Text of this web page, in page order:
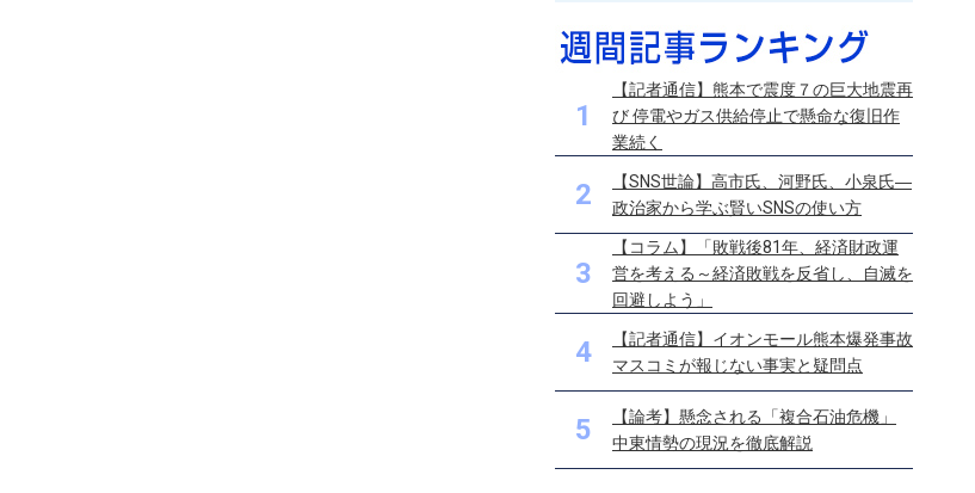
1
【記者通信】熊本で震度７の巨大地震再
び 停電やガス供給停止で懸命な復旧作
業続く
2
【SNS世論】高市氏、河野氏、小泉氏―
政治家から学ぶ賢いSNSの使い方
3
【コラム】「敗戦後81年、経済財政運
営を考える～経済敗戦を反省し、自滅を
回避しよう」
4
【記者通信】イオンモール熊本爆発事故
マスコミが報じない事実と疑問点
5
【論考】懸念される「複合石油危機」
中東情勢の現況を徹底解説